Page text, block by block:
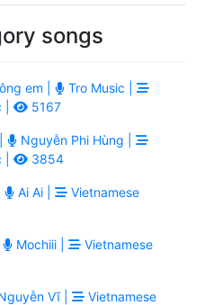
songs
em |
Tro Music |
|
5167
Nguyễn Phi Hùng |
|
3854
Ai Ai |
Vietnamese
Mochiii |
Vietnamese
Vĩ |
Vietnamese